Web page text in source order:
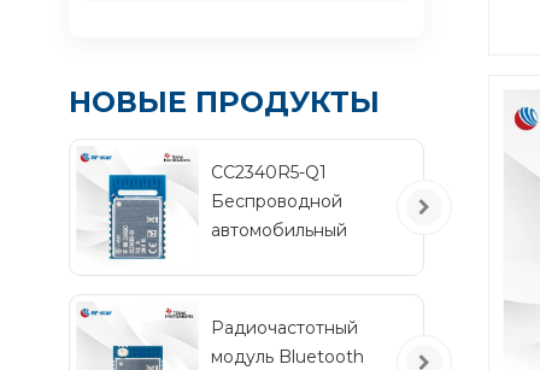
НОВЫЕ ПРОДУКТЫ
CC2340R5-Q1
Беспроводной
автомобильный
энергопотреблением
RF-BM-2340QB1
Радиочастотный
модуль Bluetooth